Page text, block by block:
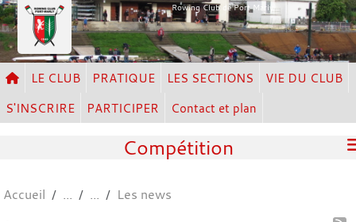
Rowing Club de Port Marly
LE CLUB PRATIQUE LES SECTIONS
VIE DU CLUB
S'INSCRIRE
PARTICIPER Contact et plan
Compétition
Accueil Les news
Panneau de gestion des cookies